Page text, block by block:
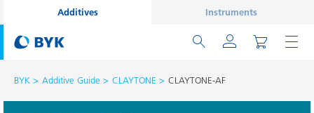
Additives Instruments
BYK Additive Guide CLAYTONE CLAYTONE-AF